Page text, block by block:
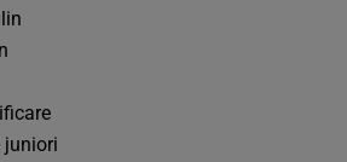
juniori